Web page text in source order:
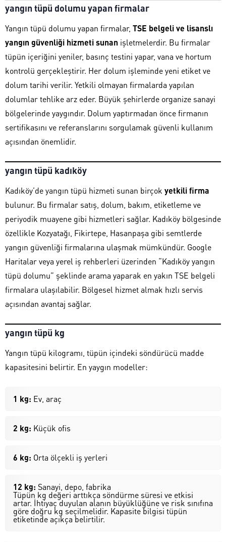
yangın tüpü dolumu yapan firmalar
Yangın tüpü dolumu yapan firmalar, TSE belgeli ve lisanslı
yangın güvenliği hizmeti sunan işletmelerdir. Bu firmalar
tüpün içeriğini yeniler, basınç testini yapar, vana ve hortum
kontrolü gerçekleştirir. Her dolum işleminde yeni etiket ve
dolum tarihi verilir. Yetkili olmayan firmalarda yapılan
dolumlar tehlike arz eder. Büyük şehirlerde organize sanayi
bölgelerinde yaygındır. Dolum yaptırmadan önce firmanın
sertifikasını ve referanslarını sorgulamak güvenli kullanım
açısından önemlidir.
yangın tüpü kadıköy
Kadıköy’de yangın tüpü hizmeti sunan birçok yetkili firma
bulunur. Bu firmalar satış, dolum, bakım, etiketleme ve
periyodik muayene gibi hizmetleri sağlar. Kadıköy bölgesinde
özellikle Kozyatağı, Fikirtepe, Hasanpaşa gibi semtlerde
yangın güvenliği firmalarına ulaşmak mümkündür. Google
Haritalar veya yerel iş rehberleri üzerinden “Kadıköy yangın
tüpü dolumu” şeklinde arama yaparak en yakın TSE belgeli
firmalara ulaşılabilir. Bölgesel hizmet almak hızlı servis
açısından avantaj sağlar.
yangın tüpü kg
Yangın tüpü kilogramı, tüpün içindeki söndürücü madde
kapasitesini belirtir. En yaygın modeller:
1 kg: Ev, araç
2 kg: Küçük ofis
6 kg: Orta ölçekli iş yerleri
12 kg: Sanayi, depo, fabrika
Tüpün kg değeri arttıkça söndürme süresi ve etkisi
artar. İhtiyaç duyulan alanın büyüklüğüne ve risk sınıfına
göre doğru kg seçilmelidir. Kapasite bilgisi tüpün
etiketinde açıkça belirtilir.